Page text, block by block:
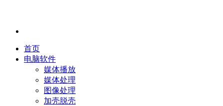
首页
电脑软件
媒体播放
媒体处理
图像处理
加壳脱壳